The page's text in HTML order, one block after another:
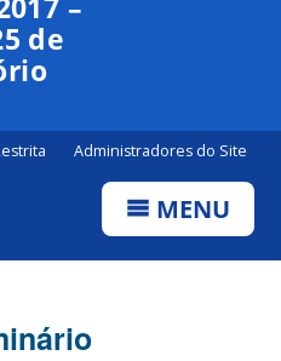
–
de
Administradores do Site
MENU